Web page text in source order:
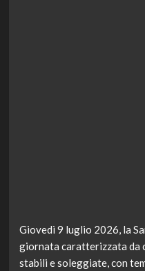
Giovedì 9 luglio 2026, la
giornata caratterizzata da
stabili e soleggiate, con